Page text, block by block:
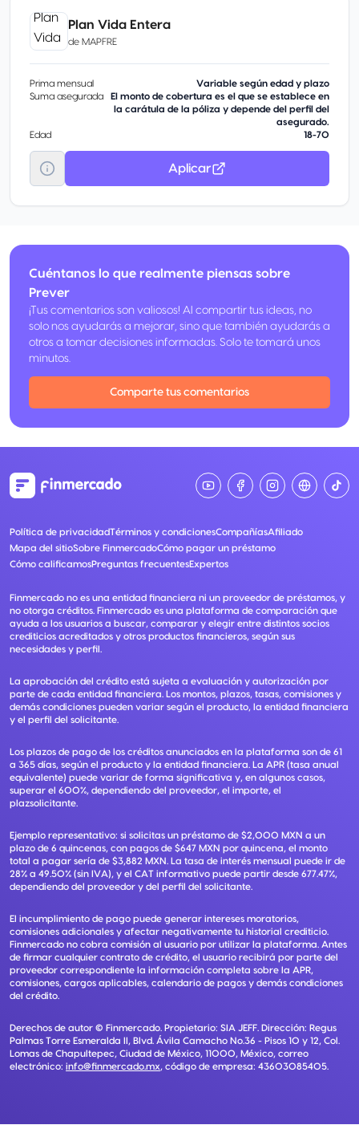
Plan Vida Entera
de MAPFRE
Prima mensual
Variable según edad y plazo
Suma asegurada
El monto de cobertura es el que se establece en
la carátula de la póliza y depende del perfil del
asegurado.
Edad
18-70
Aplicar
Cuéntanos lo que realmente piensas sobre
Prever
¡Tus comentarios son valiosos! Al compartir tus ideas, no
solo nos ayudarás a mejorar, sino que también ayudarás a
otros a tomar decisiones informadas. Solo te tomará unos
minutos.
Comparte tus comentarios
Política de privacidadTérminos y condicionesCompañíasAfiliado
Mapa del sitioSobre FinmercadoCómo pagar un préstamo
Cómo calificamosPreguntas frecuentesExpertos
Finmercado no es una entidad financiera ni un proveedor de préstamos, y
no otorga créditos. Finmercado es una plataforma de comparación que
ayuda a los usuarios a buscar, comparar y elegir entre distintos socios
crediticios acreditados y otros productos financieros, según sus
necesidades y perfil.
La aprobación del crédito está sujeta a evaluación y autorización por
parte de cada entidad financiera. Los montos, plazos, tasas, comisiones y
demás condiciones pueden variar según el producto, la entidad financiera
y el perfil del solicitante.
Los plazos de pago de los créditos anunciados en la plataforma son de 61
a 365 días, según el producto y la entidad financiera. La APR (tasa anual
equivalente) puede variar de forma significativa y, en algunos casos,
superar el 600%, dependiendo del proveedor, el importe, el
plazsolicitante.
Ejemplo representativo: si solicitas un préstamo de $2,000 MXN a un
plazo de 6 quincenas, con pagos de $647 MXN por quincena, el monto
total a pagar sería de $3,882 MXN. La tasa de interés mensual puede ir de
28% a 49.50% (sin IVA), y el CAT informativo puede partir desde 677.47%,
dependiendo del proveedor y del perfil del solicitante.
El incumplimiento de pago puede generar intereses moratorios,
comisiones adicionales y afectar negativamente tu historial crediticio.
Finmercado no cobra comisión al usuario por utilizar la plataforma. Antes
de firmar cualquier contrato de crédito, el usuario recibirá por parte del
proveedor correspondiente la información completa sobre la APR,
comisiones, cargos aplicables, calendario de pagos y demás condiciones
del crédito.
Derechos de autor © Finmercado. Propietario: SIA JEFF. Dirección: Regus
Palmas Torre Esmeralda II, Blvd. Ávila Camacho No.36 - Pisos 10 y 12, Col.
Lomas de Chapultepec, Ciudad de México, 11000, México, correo
electrónico: info@finmercado.mx, código de empresa: 43603085405.